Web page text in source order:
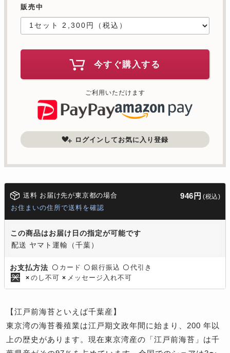
販売中
今すぐ購入する
ご利用いただけます
ログインしてお気に入り登録
送料 お届け先が東京都の場合 946円 (税込)
お住まいの住所で送料を確認
この商品はお届け日の指定が可能です
配送 ヤマト運輸（千葉）
お支払方法 〇 カード 〇 銀行振込 〇 代引き
× のし不可 × メッセージ入れ不可
【江戸前海苔といえば千葉産】
東京湾の海苔養殖業は江戸期文政年間に始まり、200 年以
上の歴史があります。現在東京湾産の「江戸前海苔」は千